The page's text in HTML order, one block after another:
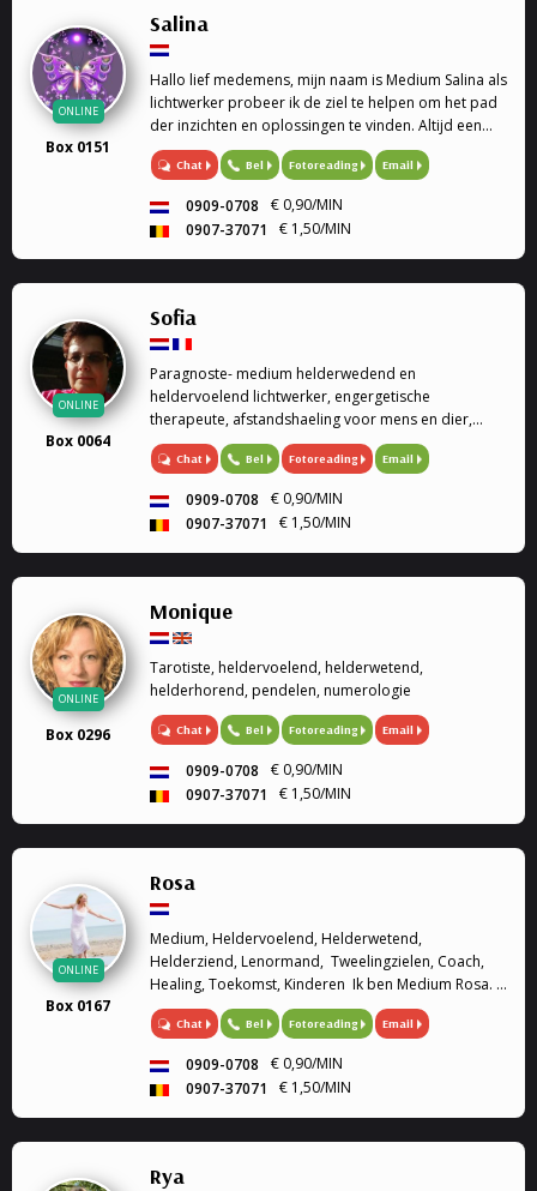
ONLINE
Box 0151
Salina
Hallo lief medemens, mijn naam is Medium Salina als
lichtwerker probeer ik de ziel te helpen om het pad
der inzichten en oplossingen te vinden. Altijd een
luisterend oor Soms heb je vragen of sta je voor
keuzes en weet je het even niet meer, dan bie...
Chat Bel Fotoreading Email
0909-0708
€ 0,90/MIN
0907-37071
€ 1,50/MIN
ONLINE
Box 0064
Sofia
Paragnoste- medium helderwedend en
heldervoelend lichtwerker, engergetische
therapeute, afstandshaeling voor mens en dier,
rouwverwerking, Ik ben een geboren lichtwerker,
heldervoelend en helderwedend, voel in op de
medium, energetische therapeute, reconnective
healing, afstandshealing voor mens en dier, bij elk
gesprek krijg je een healing door de trillingen van
mijn stem. Rouwverwerking, geen enkele vraag is me
vreemd. Ik werk met gidsen en de engelentherapie.
Ik kan ook de engelenkaarten voor je leggen. Liefs
Sofia
Chat Bel Fotoreading Email
0909-0708
€ 0,90/MIN
0907-37071
€ 1,50/MIN
ONLINE
Box 0296
Monique
Tarotiste, heldervoelend, helderwetend,
helderhorend, pendelen, numerologie
Chat Bel Fotoreading Email
0909-0708
€ 0,90/MIN
0907-37071
€ 1,50/MIN
ONLINE
Box 0167
Rosa
Medium, Heldervoelend, Helderwetend,
Helderziend, Lenormand, Tweelingzielen, Coach,
Healing, Toekomst, Kinderen Ik ben Medium Rosa. Ik
ben heldervoelend, helderwetend en helderziend.
Graag sta ik u te woord om u verder te helpen met
Chat Bel Fotoreading Email
0909-0708
€ 0,90/MIN
0907-37071
€ 1,50/MIN
Rya